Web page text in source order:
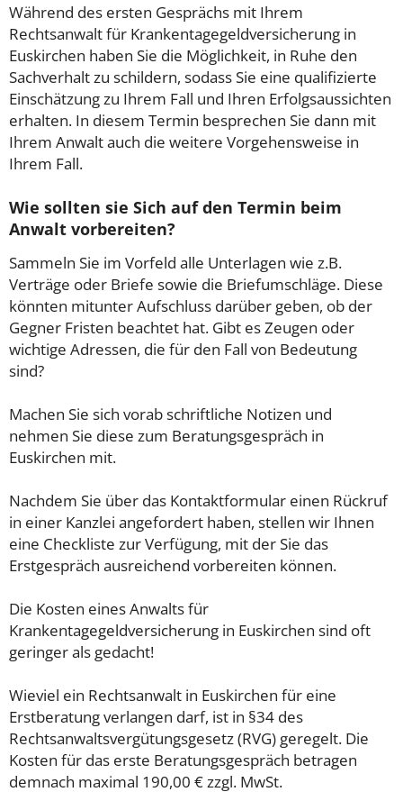
Während des ersten Gesprächs mit Ihrem
Rechtsanwalt für Krankentagegeldversicherung in
Euskirchen haben Sie die Möglichkeit, in Ruhe den
Sachverhalt zu schildern, sodass Sie eine qualifizierte
Einschätzung zu Ihrem Fall und Ihren Erfolgsaussichten
erhalten. In diesem Termin besprechen Sie dann mit
Ihrem Anwalt auch die weitere Vorgehensweise in
Ihrem Fall.
Wie sollten sie Sich auf den Termin beim
Anwalt vorbereiten?
Sammeln Sie im Vorfeld alle Unterlagen wie z.B.
Verträge oder Briefe sowie die Briefumschläge. Diese
könnten mitunter Aufschluss darüber geben, ob der
Gegner Fristen beachtet hat. Gibt es Zeugen oder
wichtige Adressen, die für den Fall von Bedeutung
sind?
Machen Sie sich vorab schriftliche Notizen und
nehmen Sie diese zum Beratungsgespräch in
Euskirchen mit.
Nachdem Sie über das Kontaktformular einen Rückruf
in einer Kanzlei angefordert haben, stellen wir Ihnen
eine Checkliste zur Verfügung, mit der Sie das
Erstgespräch ausreichend vorbereiten können.
Die Kosten eines Anwalts für
Krankentagegeldversicherung in Euskirchen sind oft
geringer als gedacht!
Wieviel ein Rechtsanwalt in Euskirchen für eine
Erstberatung verlangen darf, ist in §34 des
Rechtsanwaltsvergütungsgesetz (RVG) geregelt. Die
Kosten für das erste Beratungsgespräch betragen
demnach maximal 190,00 € zzgl. MwSt.